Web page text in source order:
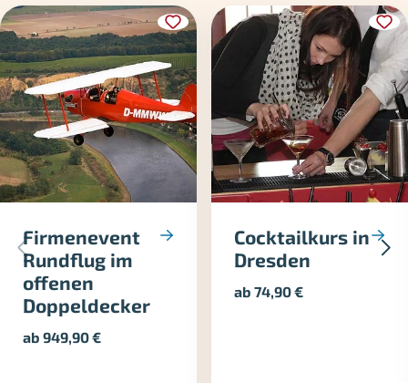
Firmenevent
Rundflug im
offenen
Doppeldecker
ab949,90€
Cocktailkurs in
Dresden
ab74,90€